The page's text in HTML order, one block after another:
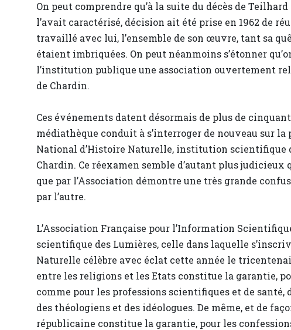
On peut comprendre qu’à la suite du décès de
l’avait caractérisé, décision ait été prise en 1962 de
travaillé avec lui, l’ensemble de son œuvre, tant sa
étaient imbriquées. On peut néanmoins s’étonner
l’institution publique une association ouvertement
de Chardin.
Ces événements datent désormais de plus de
médiathèque conduit à s’interroger de nouveau sur
National d’Histoire Naturelle, institution scientifique
Chardin. Ce réexamen semble d’autant plus
que par l’Association démontre une très grande
par l’autre.
L’Association Française pour l’Information
scientifique des Lumières, celle dans laquelle
Naturelle célèbre avec éclat cette année le
entre les religions et les Etats constitue la garantie,
comme pour les professions scientifiques et de
des théologiens et des idéologues. De même, et de
républicaine constitue la garantie, pour les